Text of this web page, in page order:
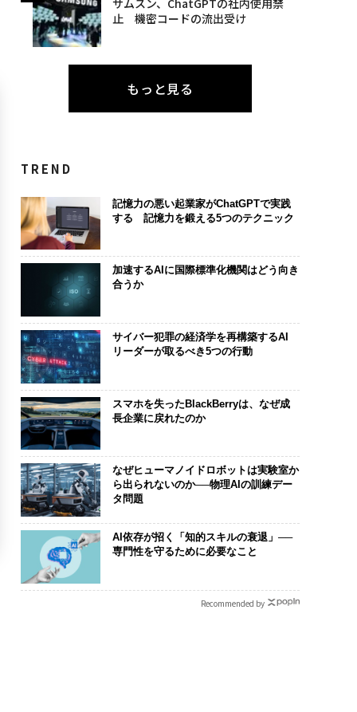
止 機密コードの流出受け
もっと見る
TREND
記憶力の悪い起業家がChatGPTで実践
する 記憶力を鍛える5つのテクニック
加速するAIに国際標準化機関はどう向き
合うか
サイバー犯罪の経済学を再構築するAI
リーダーが取るべき5つの行動
スマホを失ったBlackBerryは、なぜ成
長企業に戻れたのか
なぜヒューマノイドロボットは実験室か
ら出られないのか──物理AIの訓練デー
タ問題
AI依存が招く「知的スキルの衰退」──
専門性を守るために必要なこと
Recommended by